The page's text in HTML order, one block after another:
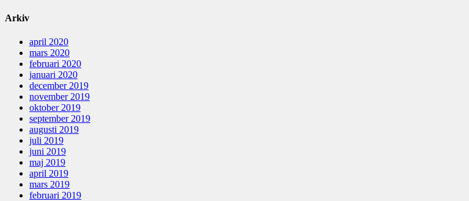
Arkiv
april 2020
mars 2020
februari 2020
januari 2020
december 2019
november 2019
oktober 2019
september 2019
augusti 2019
juli 2019
juni 2019
maj 2019
april 2019
mars 2019
februari 2019